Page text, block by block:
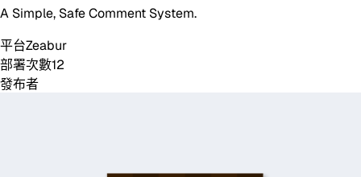
A Simple, Safe Comment System.
平台Zeabur
部署次數12
發布者